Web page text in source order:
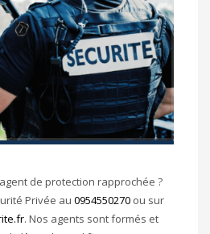
de protection rapprochée ?
Privée au 0954550270 ou sur
. Nos agents sont formés et